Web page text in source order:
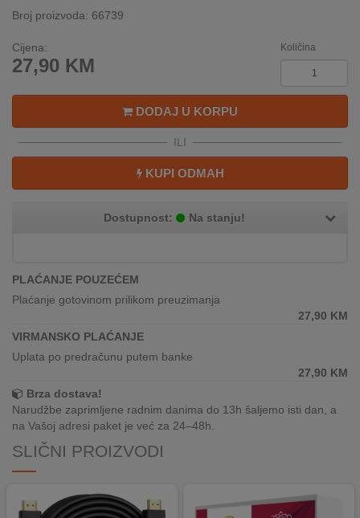
MOJ
NALOG
BRENDOVI
KUPOVINA
NA
REKLAMACIJA
SERVIS
O
KATALOZI
KAKO
Broj proizvoda: 66739
Cijena:
27,90 KM
Količina
DODAJ U KORPU
ILI
KUPI ODMAH
Dostupnost: Na stanju!
PLAĆANJE POUZEĆEM
Plaćanje gotovinom prilikom preuzimanja
27,90 KM
VIRMANSKO PLAĆANJE
Uplata po predračunu putem banke
27,90 KM
Brza dostava!
Narudžbe zaprimljene radnim danima do 13h šaljemo isti dan, a
na Vašoj adresi paket je već za 24–48h.
SLIČNI PROIZVODI